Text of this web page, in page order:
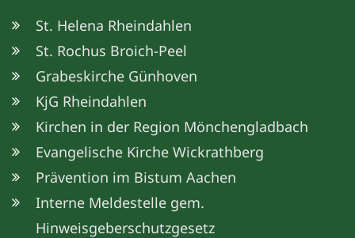
St. Helena Rheindahlen
St. Rochus Broich-Peel
Grabeskirche Günhoven
KjG Rheindahlen
Kirchen in der Region Mönchengladbach
Evangelische Kirche Wickrathberg
Prävention im Bistum Aachen
Interne Meldestelle gem.
Hinweisgeberschutzgesetz